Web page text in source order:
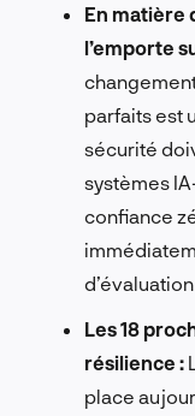
En matière
l’emporte
parfaits est
sécurité
systèmes
confiance
Les 18
résilience :
place